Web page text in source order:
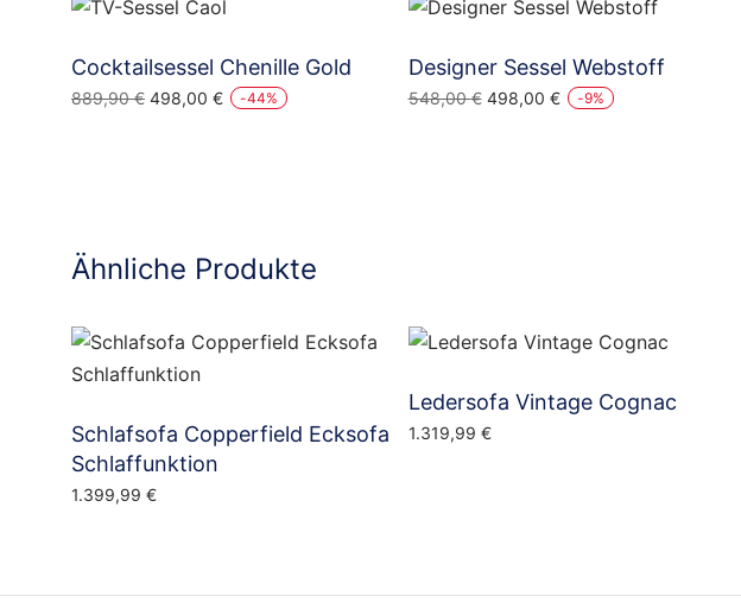
Cocktailsessel Chenille Gold
889,90€ Ursprünglicher
498,00 €Aktueller
-44%
Designer Sessel Webstoff
548,00€ Ursprünglicher
498,00 €Aktueller
-9%
Ähnliche Produkte
Schlafsofa Copperfield Ecksofa
Schlaffunktion
1.399,99 €
Ledersofa Vintage Cognac
1.319,99 €